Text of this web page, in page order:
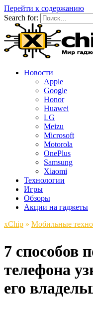
Перейти к содержанию
Search for:
Новости
Apple
Google
Honor
Huawei
LG
Meizu
Microsoft
Motorola
OnePlus
Samsung
Xiaomi
Технологии
Игры
Обзоры
Акции на гаджеты
xСhip » Мобильные
7 способов
телефона
его